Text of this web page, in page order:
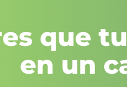
que
en un